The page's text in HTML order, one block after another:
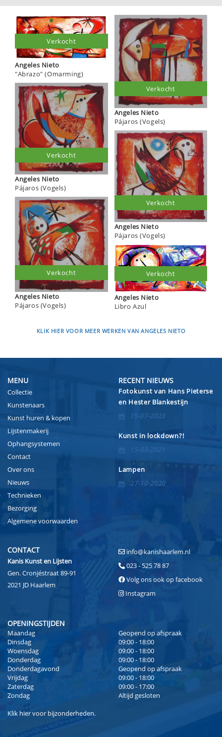
Angeles Nieto
"Abrazo" (Omarming)
Verkocht
Angeles Nieto
Pájaros (Vogels)
Verkocht
Angeles Nieto
Pájaros (Vogels)
Verkocht
Angeles Nieto
Pájaros (Vogels)
Verkocht
Angeles Nieto
Pájaros (Vogels)
Verkocht
Angeles Nieto
Libro Azul
Verkocht
KLIK HIER VOOR MEER WERKEN VAN ANGELES NIETO
MENU
Collectie
Kunstenaars
Kunst huren & kopen
Lijstenmakerij
Ophangsystemen
Contact
Over ons
Nieuws
Technieken
Bezorging
Algemene voorwaarden
RECENT NIEUWS
Fotokunst van Hans Pieterse
en Hester Blankestijn
15-07-2023
Kunst in lockdown?!
15-03-2021
Lampen
27-10-2020
CONTACT
Kanis Kunst en Lijsten
Gen. Cronjéstraat 89-91
2021 JD Haarlem
info@kanishaarlem.nl
023 - 525 78 87
Volg ons ook op facebook
Instagram
OPENINGSTIJDEN
Maandag
Geopend op afspraak
Dinsdag
09:00 - 18:00
Woensdag
09:00 - 18:00
Donderdag
09:00 - 18:00
Donderdagavond
Geopend op afspraak
Vrijdag
09:00 - 18:00
Zaterdag
09:00 - 17:00
Zondag
Altijd gesloten
Klik hiervoor bijzonderheden.